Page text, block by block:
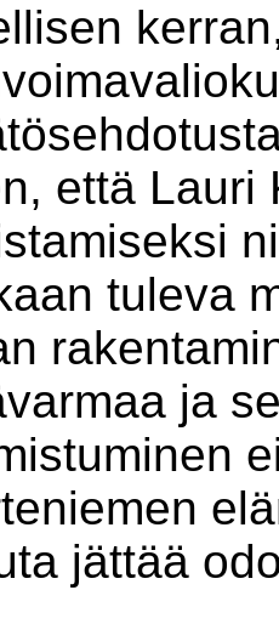
että Lauri
tuleva
ja
jättää